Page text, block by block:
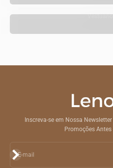
Inscreva-se em Nossa
Promoções
E-mail
Assinar